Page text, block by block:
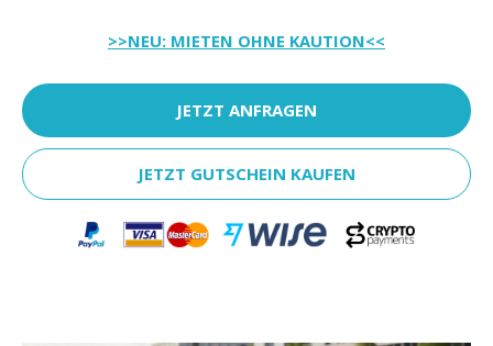
>>NEU: MIETEN OHNE KAUTION<<
JETZT ANFRAGEN
JETZT GUTSCHEIN KAUFEN